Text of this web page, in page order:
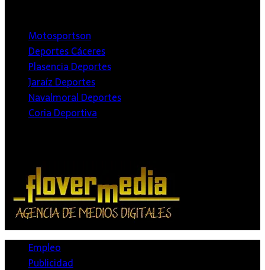
Motosportson
Deportes Cáceres
Plasencia Deportes
Jaraíz Deportes
Navalmoral Deportes
Coria Deportiva
Empleo
Publicidad